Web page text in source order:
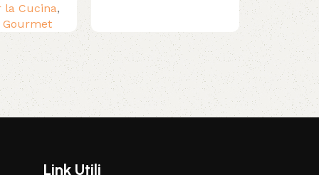
la Cucina,
Gourmet
Link Utili